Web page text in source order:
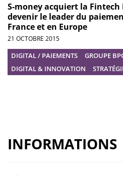
S-money acquiert la
devenir le leader du
France et en Europe
21 OCTOBRE 2015
DIGITAL / PAIEMENTS GROUPE
DIGITAL & INNOVATION
INFORMATIONS